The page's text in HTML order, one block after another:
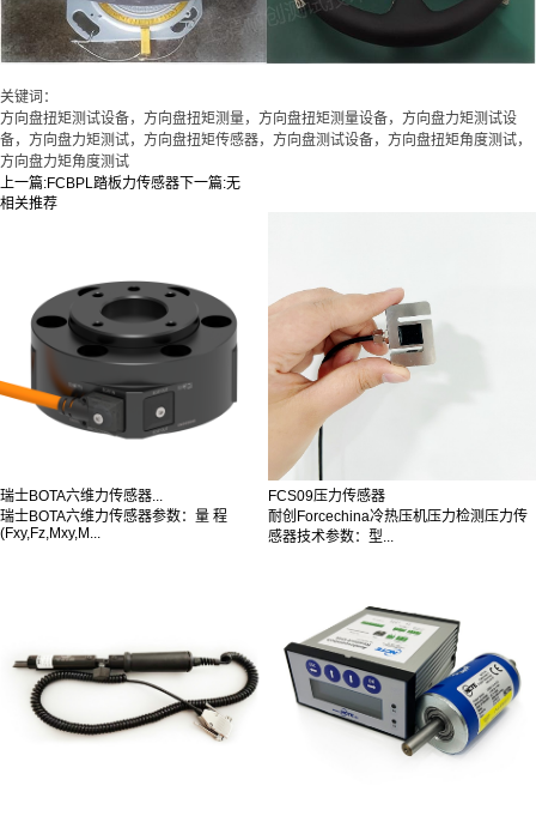
关键词：
方向盘扭矩测试设备，方向盘扭矩测量，方向盘扭矩测量设备，方向盘力矩测试设
备，方向盘力矩测试，方向盘扭矩传感器，方向盘测试设备，方向盘扭矩角度测试，
方向盘力矩角度测试
上一篇:FCBPL踏板力传感器 下一篇:无
相关推荐
瑞士BOTA六维力传感器...
瑞士BOTA六维力传感器参数：量 程
(Fxy,Fz,Mxy,M...
FCS09压力传感器
耐创Forcechina冷热压机压力检测压力传
感器技术参数：型...